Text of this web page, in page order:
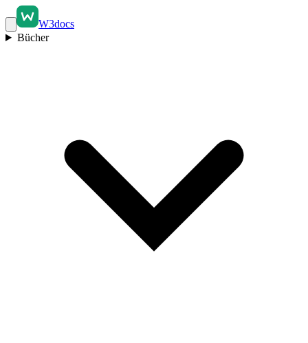
W3docs
Bücher